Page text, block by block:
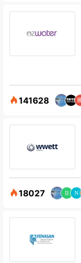
141628
18027